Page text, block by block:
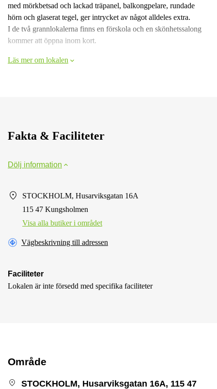
med mörkbetsad och lackad träpanel, balkongpelare, rundade
hörn och glaserat tegel, ger intrycket av något alldeles extra.
I de två grannlokalerna finns en förskola och en skönhetssalong
kommer att öppna inom kort.
Läs mer om lokalen
Fakta & Faciliteter
Dölj information
STOCKHOLM, Husarviksgatan 16A
115 47 Kungsholmen
Visa alla butiker i området
Vägbeskrivning till adressen
Faciliteter
Lokalen är inte försedd med specifika faciliteter
Område
STOCKHOLM, Husarviksgatan 16A, 115 47